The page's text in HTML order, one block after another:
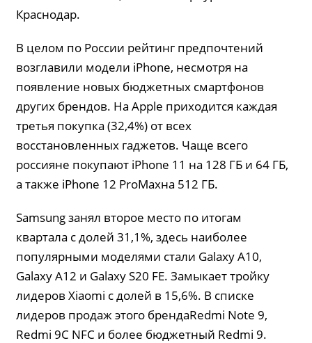
Краснодар.
В целом по России рейтинг предпочтений
возглавили модели iPhone, несмотря на
появление новых бюджетных смартфонов
других брендов. На Apple приходится каждая
третья покупка (32,4%) от всех
восстановленных гаджетов. Чаще всего
россияне покупают iPhone 11 на 128 ГБ и 64 ГБ,
а также iPhone 12 ProMaxна 512 ГБ.
Samsung занял второе место по итогам
квартала с долей 31,1%, здесь наиболее
популярными моделями стали Galaxy A10,
Galaxy A12 и Galaxy S20 FE. Замыкает тройку
лидеров Xiaomi с долей в 15,6%. В списке
лидеров продаж этого брендаRedmi Note 9,
Redmi 9C NFC и более бюджетный Redmi 9.